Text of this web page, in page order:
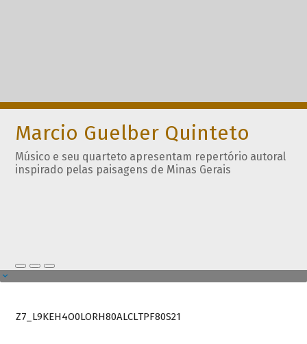
Marcio Guelber Quinteto
Músico e seu quarteto apresentam repertório autoral
inspirado pelas paisagens de Minas Gerais
Z7_L9KEH4O0LORH80ALCLTPF80S21